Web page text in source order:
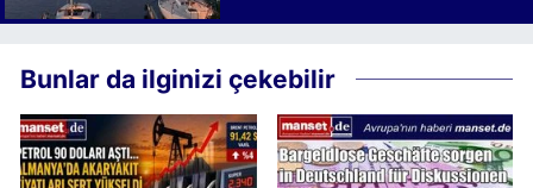
Bunlar da ilginizi çekebilir